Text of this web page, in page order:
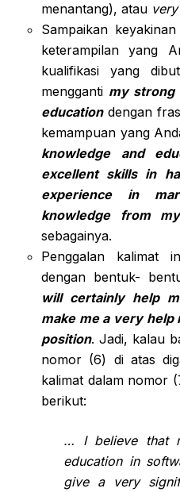
menantang), atau
Sampaikan
keterampilan yang
kualifikasi yang
mengganti my strong
educationdengan
kemampuan yang
knowledge and
excellent skills in
experience in
knowledge from
sebagainya.
Penggalan kalimat
dengan bentuk-
will certainly help
make me a very
position. Jadi, kalau
nomor (6) di atas
kalimat dalam nomor
berikut:
… I believe that
education in
give a very